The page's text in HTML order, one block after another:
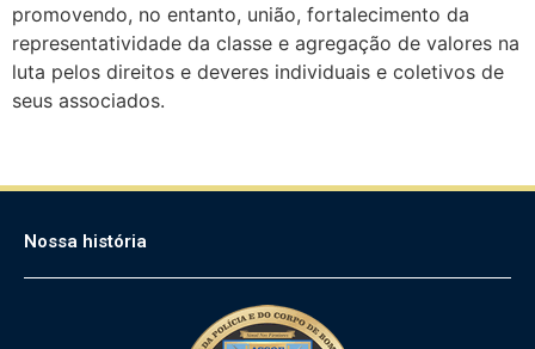
promovendo, no entanto, união, fortalecimento da
representatividade da classe e agregação de valores na
luta pelos direitos e deveres individuais e coletivos de
seus associados.
Nossa história